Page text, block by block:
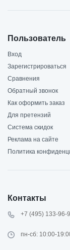
Пользователь
Вход
Зарегистрироваться
Сравнения
Обратный звонок
Как оформить заказ
Для претензий
Система скидок
Реклама на сайте
Политика
Контакты
+7 (495) 133-96-
пн-сб: 10:00-